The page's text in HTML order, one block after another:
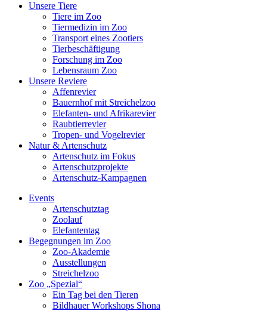
Unsere Tiere
Tiere im Zoo
Tiermedizin im Zoo
Transport eines Zootiers
Tierbeschäftigung
Forschung im Zoo
Lebensraum Zoo
Unsere Reviere
Affenrevier
Bauernhof mit Streichelzoo
Elefanten- und Afrikarevier
Raubtierrevier
Tropen- und Vogelrevier
Natur & Artenschutz
Artenschutz im Fokus
Artenschutzprojekte
Artenschutz-Kampagnen
Events
Artenschutztag
Zoolauf
Elefantentag
Begegnungen im Zoo
Zoo-Akademie
Ausstellungen
Streichelzoo
Zoo „Spezial“
Ein Tag bei den Tieren
Bildhauer Workshops Shona